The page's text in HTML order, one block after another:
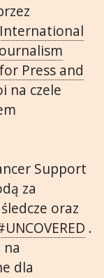
International
Press and
na czele
Support
za
oraz
.
na
dla